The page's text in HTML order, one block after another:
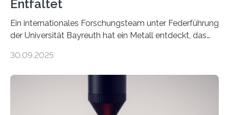
Entfaltet
Ein internationales Forschungsteam unter Federführung
der Universität Bayreuth hat ein Metall entdeckt, das
Dadurch ist es in der Lage, eine sogenannte zweite
Nichtmetallen vorkommt und insbesondere für
Sensorik und Elektrotechnik von Interesse ist. Über ihre
30.09.2025